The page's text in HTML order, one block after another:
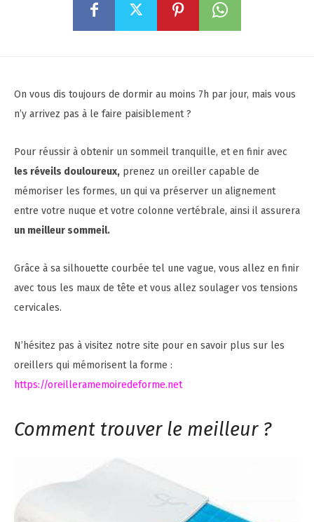
On vous dis toujours de dormir au moins 7h par jour, mais vous
n’y arrivez pas à le faire paisiblement ?
Pour réussir à obtenir un sommeil tranquille, et en finir avec
les réveils douloureux, prenez un oreiller capable de
mémoriser les formes, un qui va préserver un alignement
entre votre nuque et votre colonne vertébrale, ainsi il assurera
un meilleur sommeil.
Grâce à sa silhouette courbée tel une vague, vous allez en finir
avec tous les maux de tête et vous allez soulager vos tensions
cervicales.
N’hésitez pas à visitez notre site pour en savoir plus sur les
oreillers qui mémorisent la forme :
https://oreilleramemoiredeforme.net
Comment trouver le meilleur ?